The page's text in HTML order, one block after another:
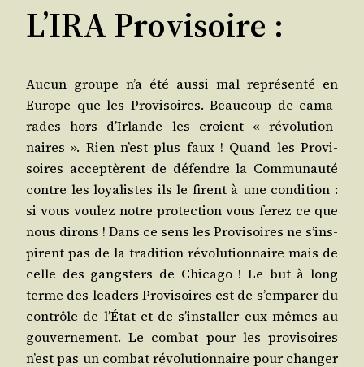
L’IRA Provisoire :
Aucun groupe n’a été aus­si mal repré­sen­té en
Europe que les Pro­vi­soires. Beau­coup de cama­
rades hors d’Ir­lande les croient « révo­lu­tion­
naires ». Rien n’est plus faux ! Quand les Pro­vi­
soires acce­ptèrent de défendre la Com­mu­nau­té
contre les loya­listes ils le firent à une condi­tion :
si vous vou­lez notre pro­tec­tion vous ferez ce que
nous dirons ! Dans ce sens les Pro­vi­soires ne s’ins­
pirent pas de la tra­di­tion révo­lu­tion­naire mais de
celle des gang­sters de Chi­ca­go ! Le but à long
terme des lea­ders Pro­vi­soires est de s’emparer du
contrôle de l’É­tat et de s’ins­tal­ler eux-mêmes au
gou­ver­ne­ment. Le com­bat pour les pro­vi­soires
n’est pas un com­bat révo­lu­tion­naire pour chan­ger